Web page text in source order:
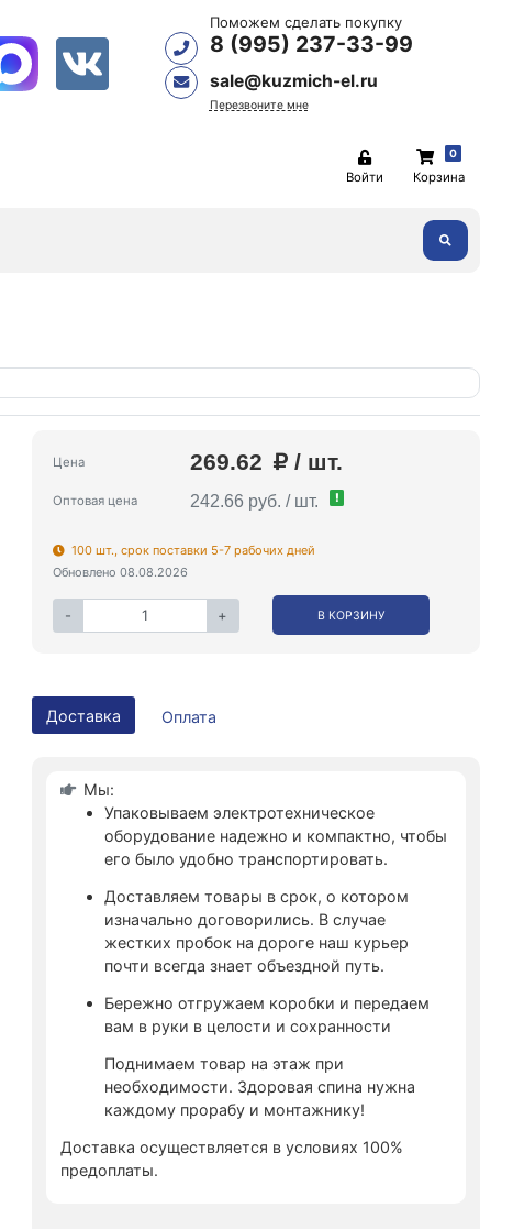
Поможем сделать покупку
8 (995) 237-33-99
sale@kuzmich-el.ru
Перезвоните мне
Войти
0
Корзина
Цена 269.62 / шт.
Оптовая цена 242.66 руб. / шт. !
100 шт., срок поставки 5-7 рабочих дней
Обновлено 08.08.2026
- + В КОРЗИНУ
Доставка Оплата
Мы:
Упаковываем электротехническое
оборудование надежно и компактно, чтобы
его было удобно транспортировать.
Доставляем товары в срок, о котором
изначально договорились. В случае
жестких пробок на дороге наш курьер
почти всегда знает объездной путь.
Бережно отгружаем коробки и передаем
вам в руки в целости и сохранности
Поднимаем товар на этаж при
необходимости. Здоровая спина нужна
каждому прорабу и монтажнику!
Доставка осуществляется в условиях 100%
предоплаты.